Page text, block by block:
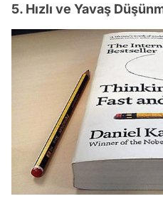
5. Hızlı ve Yavaş